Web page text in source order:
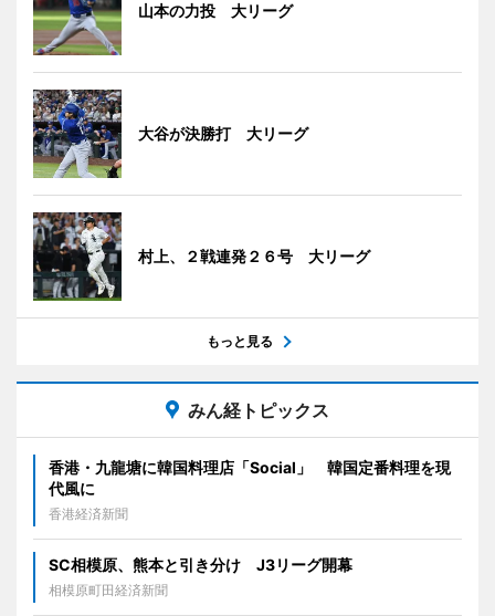
山本の力投 大リーグ
大谷が決勝打 大リーグ
村上、２戦連発２６号 大リーグ
もっと見る
みん経トピックス
香港・九龍塘に韓国料理店「Social」 韓国定番料理を現
代風に
香港経済新聞
SC相模原、熊本と引き分け J3リーグ開幕
相模原町田経済新聞